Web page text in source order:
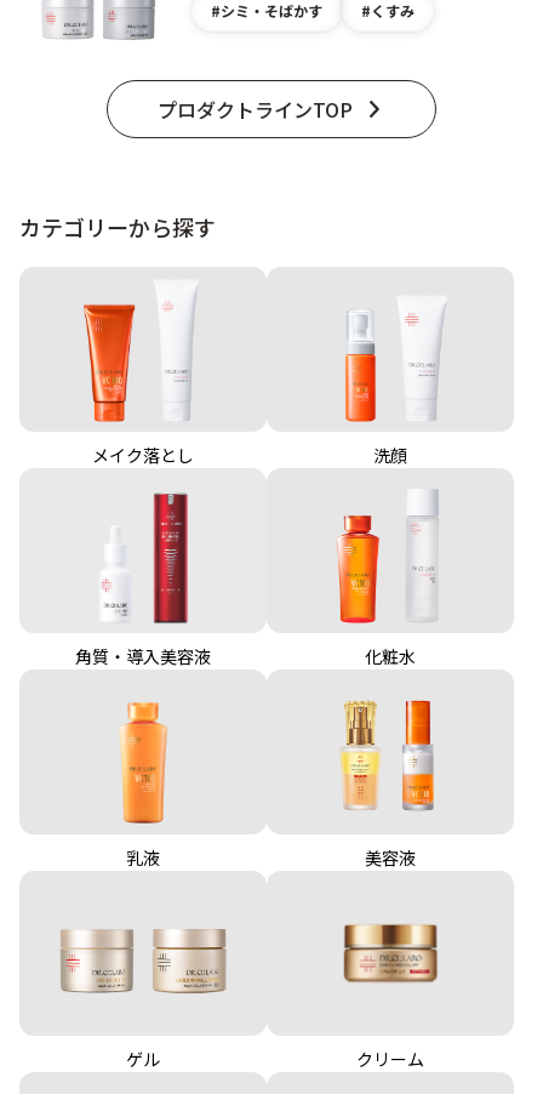
シミ・そばかす くすみ
プロダクトラインTOP
カテゴリーから探す
メイク落とし 洗顔
角質・導入美容液 化粧水
乳液 美容液
ゲル クリーム